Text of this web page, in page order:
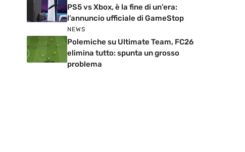
PS5 vs Xbox, è la fine di un’era:
l’annuncio ufficiale di GameStop
NEWS
Polemiche su Ultimate Team, FC26
elimina tutto: spunta un grosso
problema